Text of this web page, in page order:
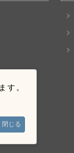
。
閉じる